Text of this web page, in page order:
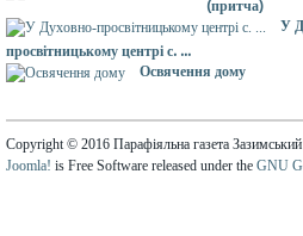
(притча)
У
просвітницькому центрі с. ...
Освячення дому
Copyright © 2016 Парафіяльна газета
Joomla! is Free Software released under the GNU